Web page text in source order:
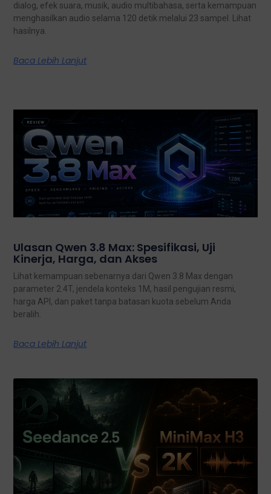
dialog, efek suara, musik, audio multibahasa, serta kemampuan
menghasilkan audio selama 120 detik melalui 23 sampel. Lihat
hasilnya.
Baca Lebih Lanjut
Ulasan Qwen 3.8 Max: Spesifikasi, Uji
Kinerja, Harga, dan Akses
Lihat kemampuan sebenarnya dari Qwen 3.8 Max dengan
parameter 2.4T, jendela konteks 1M, hasil pengujian resmi,
harga API, dan paket tanpa batasan kuota sebelum Anda
beralih.
Baca Lebih Lanjut